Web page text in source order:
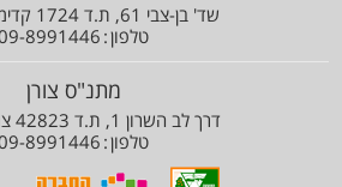
שד' בן-צבי 61, ת.ד 1724 קדימה 60920
טלפון
09-8991446
מתנ"ס צורן
דרך לב השרון 1, ת.ד 42823 צורן 42823
טלפון
09-8991446